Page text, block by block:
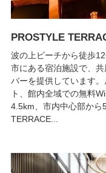
PROSTYLE
波の上ビーチから徒歩
市にある宿泊施設で、共
バーを提供しています
ト、館内全域での無料
4.5km、市内中心部から
TERRACE...